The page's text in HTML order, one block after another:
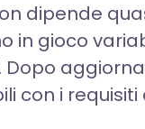
dipende
gioco
con i